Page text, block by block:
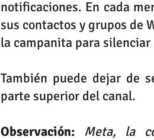
notificaciones. En cada
sus contactos y grupos de
la campanita para silenciar
También puede dejar de
parte superior del canal.
Observación: Meta, la